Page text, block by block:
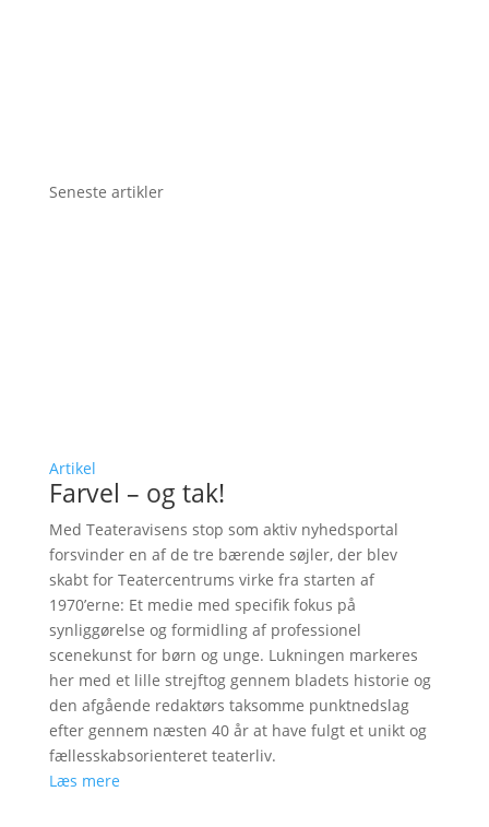
Seneste artikler
Artikel
Farvel – og tak!
Med Teateravisens stop som aktiv nyhedsportal
forsvinder en af de tre bærende søjler, der blev
skabt for Teatercentrums virke fra starten af
1970’erne: Et medie med specifik fokus på
synliggørelse og formidling af professionel
scenekunst for børn og unge. Lukningen markeres
her med et lille strejftog gennem bladets historie og
den afgående redaktørs taksomme punktnedslag
efter gennem næsten 40 år at have fulgt et unikt og
fællesskabsorienteret teaterliv.
Læs mere